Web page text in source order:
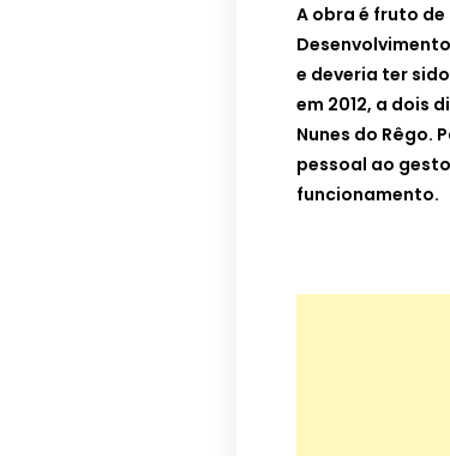
A obra é fruto
e deveria ter
em 2012, a dois
Nunes do Rêgo.
pessoal ao
funcionamento.